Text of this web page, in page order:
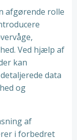
afgørende rolle
Ved hjælp af
kan
data
og
af
i forbedret